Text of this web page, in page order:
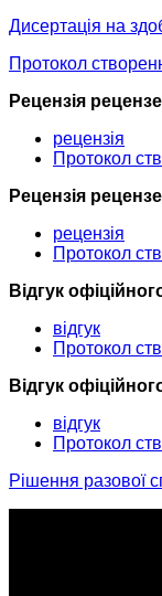
Дисертація на
Протокол
Рецензія
рецензія
Протокол
Рецензія
рецензія
Протокол
Відгук
відгук
Протокол
Відгук
відгук
Протокол
Рішення разової